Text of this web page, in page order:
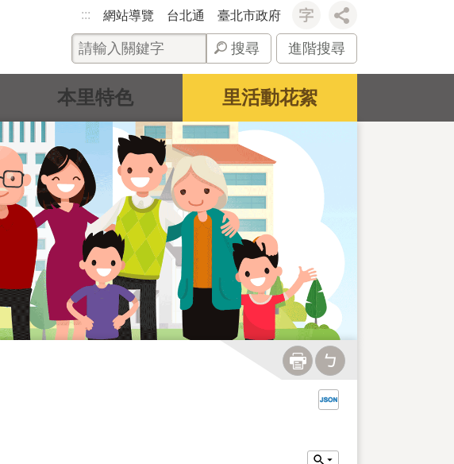
::: 網站導覽 台北通 臺北市政府
搜尋 進階搜尋
本里特色 里活動花絮